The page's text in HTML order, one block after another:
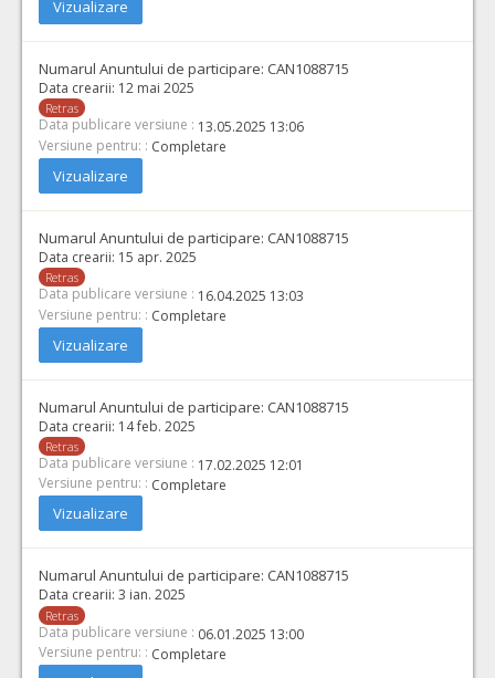
Vizualizare
Numarul Anuntului de participare: CAN1088715
Data crearii: 12 mai 2025
Retras
Data publicare versiune : 13.05.2025 13:06
Versiune pentru: : Completare
Vizualizare
Numarul Anuntului de participare: CAN1088715
Data crearii: 15 apr. 2025
Retras
Data publicare versiune : 16.04.2025 13:03
Versiune pentru: : Completare
Vizualizare
Numarul Anuntului de participare: CAN1088715
Data crearii: 14 feb. 2025
Retras
Data publicare versiune : 17.02.2025 12:01
Versiune pentru: : Completare
Vizualizare
Numarul Anuntului de participare: CAN1088715
Data crearii: 3 ian. 2025
Retras
Data publicare versiune : 06.01.2025 13:00
Versiune pentru: : Completare